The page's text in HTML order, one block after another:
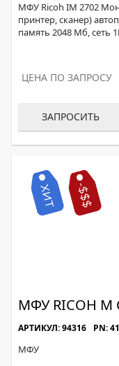
МФУ Ricoh IM 2702
принтер, сканер)
память 2048 Мб, сеть
ЦЕНА ПО ЗАПРОСУ
ЗАПРОСИТЬ
МФУ RICOH M
АРТИКУЛ: 94316 PN:
МФУ